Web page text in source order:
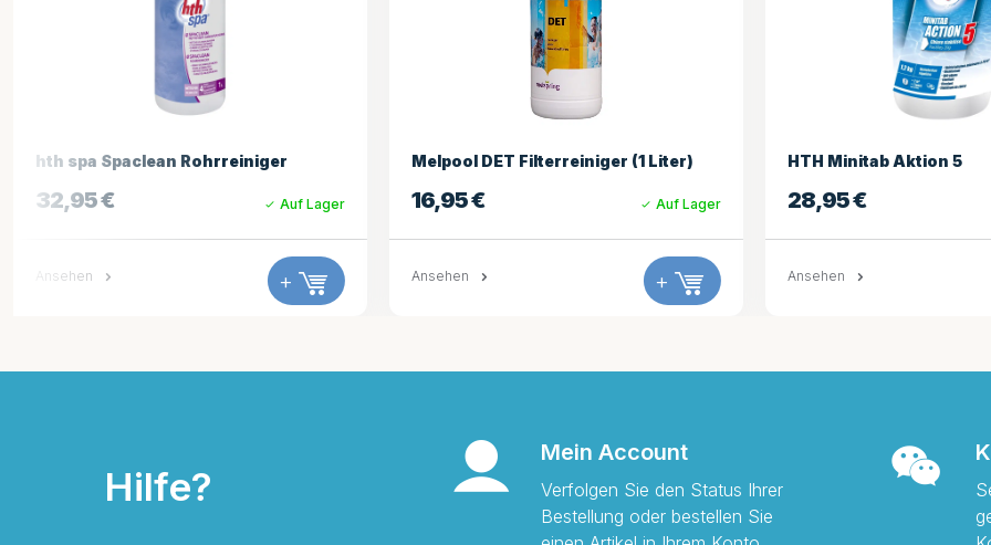
Auf Lager
+
Melpool DET Filterreiniger (1 Liter)
€ Auf Lager
+
HTH Minitab Aktion 5
28,95€ Auf Lager
+
hth
Hilfe?
Mein Account
Verfolgen Sie den Status Ihrer
Bestellung oder bestellen Sie